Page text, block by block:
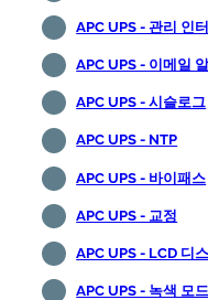
APC UPS - 관리 인
APC UPS - 이메일
APC UPS - 시슬로그
APC UPS - NTP
APC UPS - 바이패스
APC UPS - 교정
APC UPS - LCD 디
APC UPS - 녹색 모